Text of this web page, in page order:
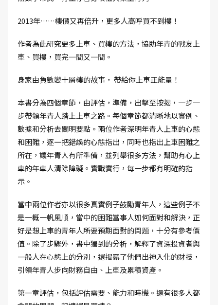
2013年……樓價又再倍升，更多人高呼買不到樓！
作者為此研究更多上車、買樓的方法，協助年青的戰友上
車、買樓，買完一間又一間。
身家由負數變十層樓的故事， 帶給你上車正能量！
本書分為四個章節，由評估，準備，出擊至按揭，一步一
步帶領年青人踏上上車之路。每個章節都清晰地以實例、
數據和分析去闡明要點。兩位作者深明年青人上車的心態
和困難，逐一把錯誤的心態指出，同時也指出上車困難之
所在，讓年青人有所準備，並列舉很多方法，幫助有心上
車的年車人清除障礙。實戰實行，每一步都有明確的指
示。
當中兩位作者亦以很多真實例子鼓勵青年人，這些例子不
是一概一帆風順，當中的困難當事人如何面對和解決，正
好是想上車的青年人所要預期面對的問題，十分有參考價
值。除了步驟外，書中獨到的分析，解釋了資深投資者與
一般人在心態上的分別，還揭露了他們出神入化的財技，
引領年青人步向財務自由、上車及累積資產。
第一章評估，包括評估需要、能力和時機。還有很多人都